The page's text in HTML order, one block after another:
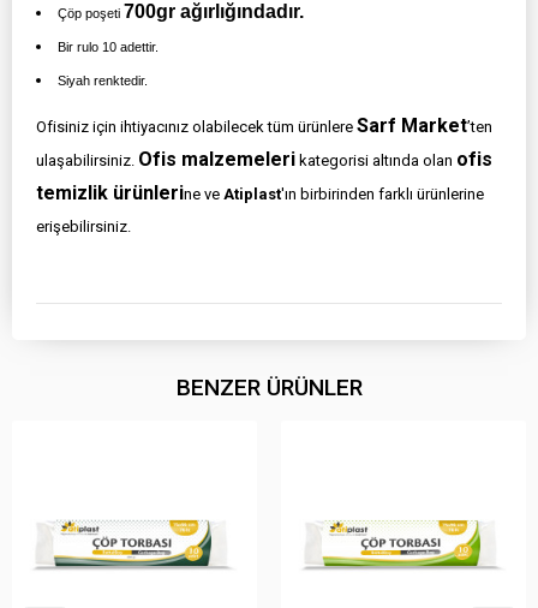
Çöp poşeti 700gr ağırlığındadır.
Bir rulo 10 adettir.
Siyah renktedir.
Ofisiniz için ihtiyacınız olabilecek tüm ürünlere Sarf Market’ten
ulaşabilirsiniz. Ofis malzemeleri kategorisi altında olan ofis
temizlik ürünlerine ve Atiplast'ın birbirinden farklı ürünlerine
erişebilirsiniz.
BENZER ÜRÜNLER